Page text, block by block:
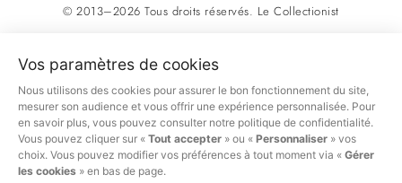
Vos paramètres de cookies
Nous utilisons des cookies pour assurer le bon fonctionnement du site,
mesurer son audience et vous offrir une expérience personnalisée. Pour
en savoir plus, vous pouvez consulter notre politique de confidentialité.
Vous pouvez cliquer sur « Tout accepter » ou « Personnaliser » vos
choix. Vous pouvez modifier vos préférences à tout moment via « Gérer
les cookies » en bas de page.
© 2013–2026 Tous droits réservés. Le Collectionist